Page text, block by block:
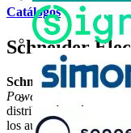
Catálogos
Schneider
Schneider Electrices
Power&Control
,
distribución eléctrica
los automatismos.